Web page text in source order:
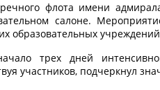
речного флота имени
салоне.
образовательных
трех дней
участников, подчеркнул